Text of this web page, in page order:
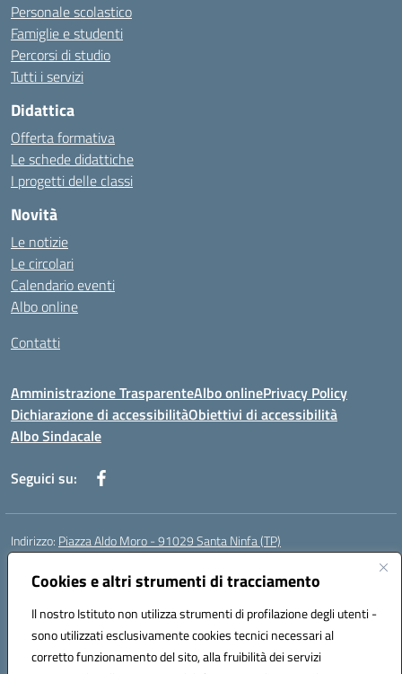
Cookies e altri strumenti di tracciamento
Il nostro Istituto non utilizza strumenti di profilazione degli utenti -
sono utilizzati esclusivamente cookies tecnici necessari al
corretto funzionamento del sito, alla fruibilità dei servizi
Personale scolastico
Famiglie e studenti
Percorsi di studio
Tutti i servizi
Didattica
Offerta formativa
Le schede didattiche
I progetti delle classi
Novità
Le notizie
Le circolari
Calendario eventi
Albo online
Contatti
Amministrazione TrasparenteAlbo onlinePrivacy Policy
Dichiarazione di accessibilitàObiettivi di accessibilità
Albo Sindacale
Seguici su:
Indirizzo: Piazza Aldo Moro - 91029 Santa Ninfa (TP)
Centralino:
Posta elettronica certificata (PEC):tpic807004@pec.istruzione.it
Codice fiscale: 81002070811
Codice meccanografico:TPIC807004
Codice Indice delle Pubbliche Amministrazioni (IPA): istsc_tpic807004
Codice unico di fatturazione (CUF): UFLMAN